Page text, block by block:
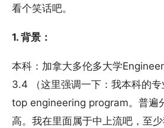
看个笑话吧。
1. 背景：
本科：加拿大多伦多大学
3.4 （这里强调一下：我本科的
top engineering program。普遍
高。我在里面属于中上流吧，至